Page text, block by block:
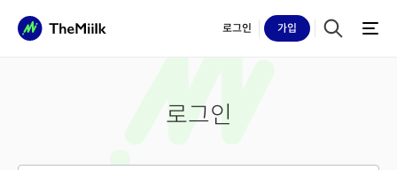
로그인 가입
로그인